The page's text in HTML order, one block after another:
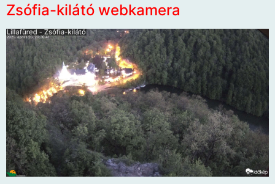
Zsófia-kilátó webkamera